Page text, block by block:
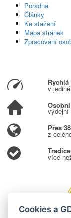
Poradna
Články
Ke stažení
Mapa stránek
Zpracování
Rychlá
v
výdejní
Přes
z
více
Cookies a